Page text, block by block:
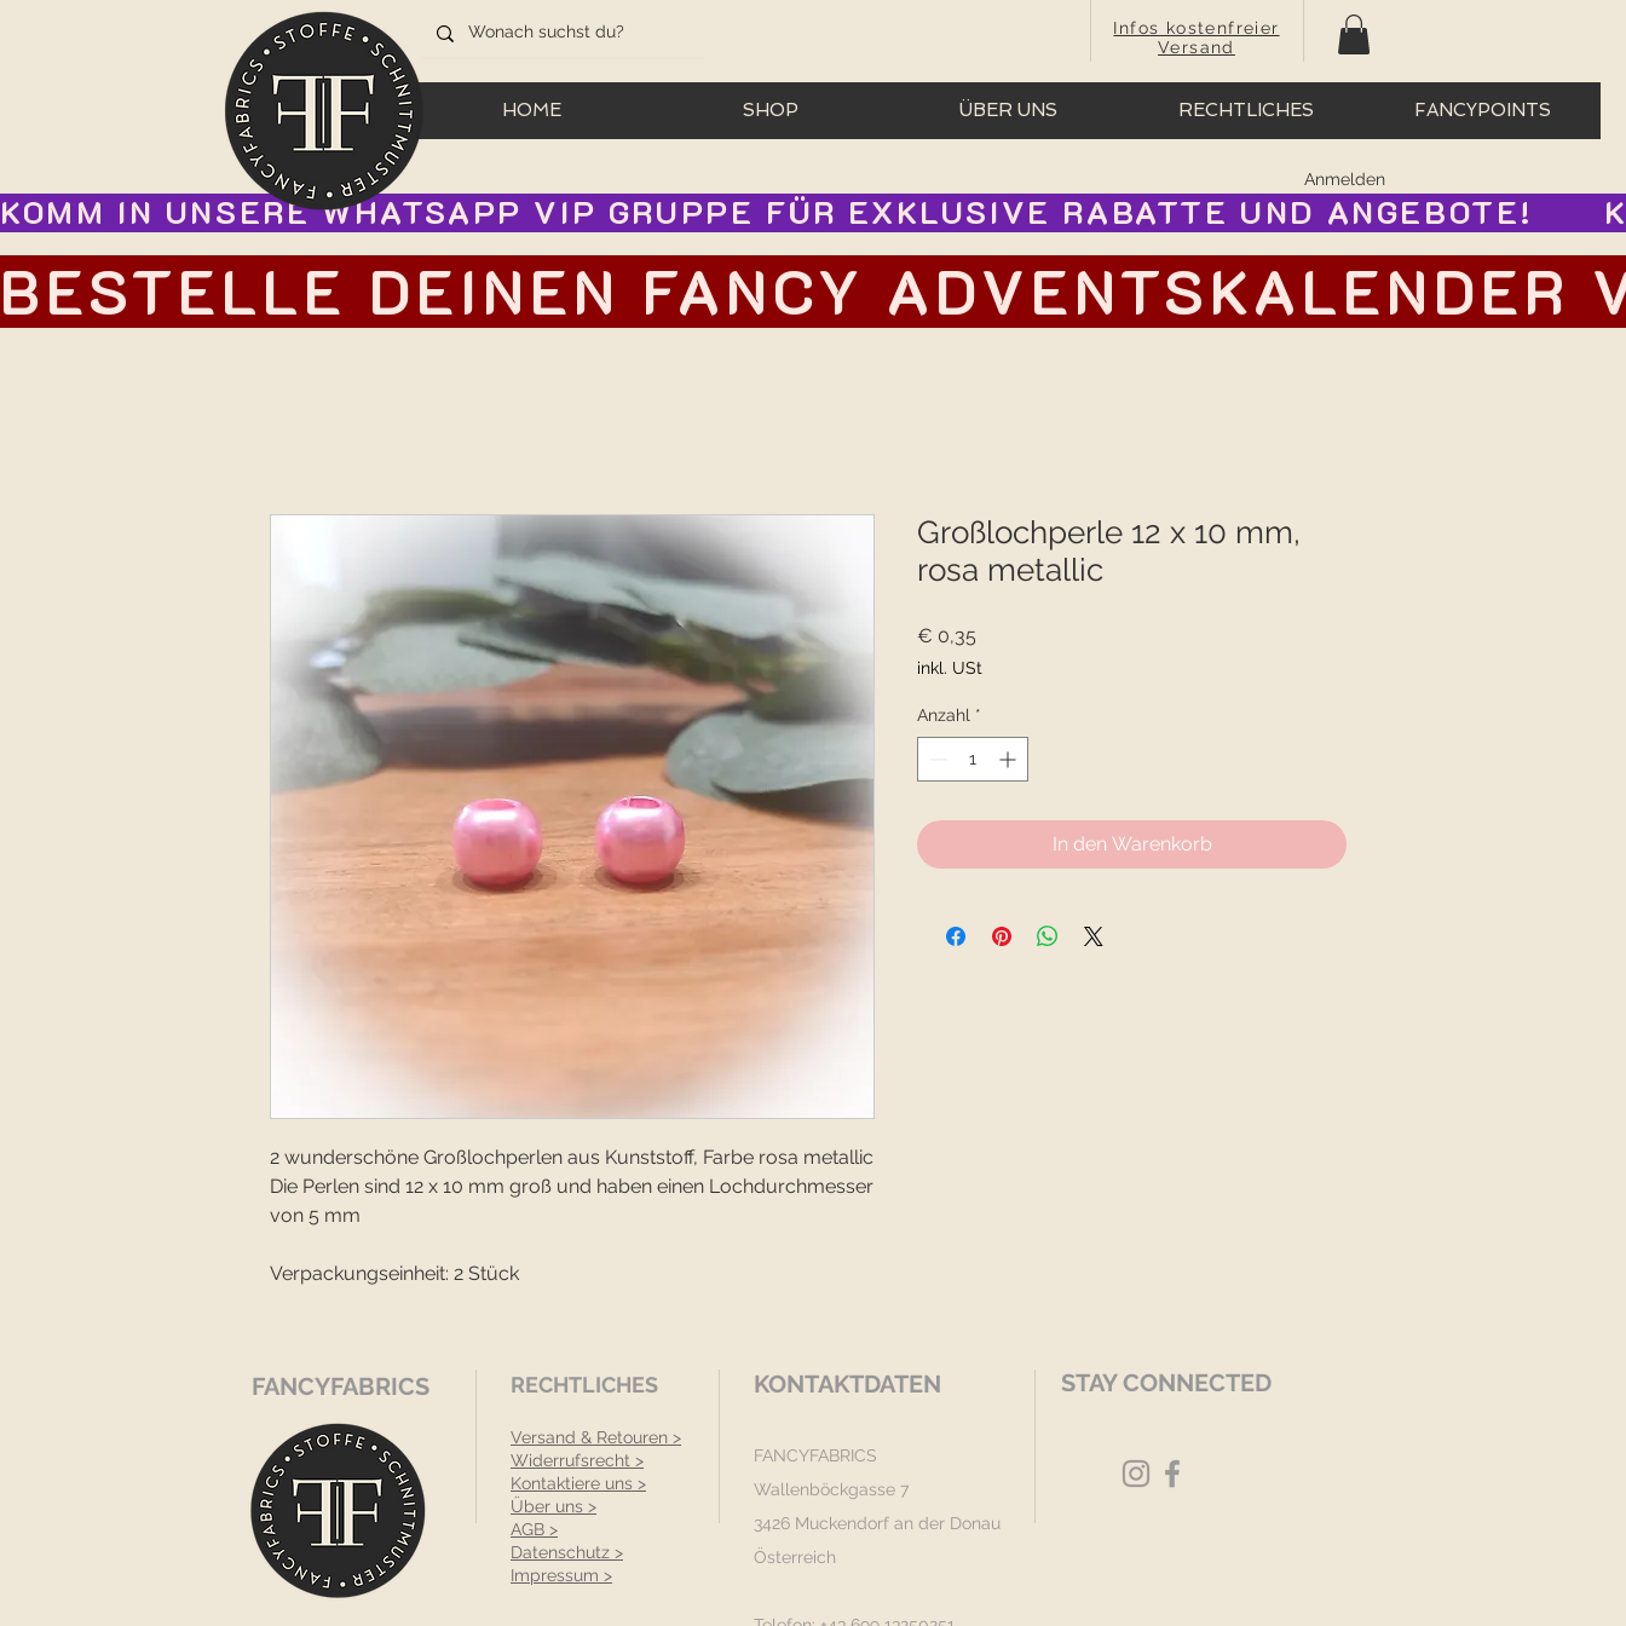
Infos kostenfreier
Versand
HOME SHOP ÜBER UNS RECHTLICHES FANCYPOINTS
Anmelden
KOMM IN UNSERE WHATSAPP VIP GRUPPE FÜR EXKLUSIVE RABATTE UND ANGEBOTE!
BESTELLE DEINEN FANCY
2 wunderschöne Großlochperlen aus Kunststoff, Farbe rosa metallic
Die Perlen sind 12 x 10 mm groß und haben einen Lochdurchmesser
von 5 mm
Verpackungseinheit: 2 Stück
Großlochperle 12 x 10 mm,
rosa metallic
€ 0,35
inkl. USt
Anzahl *
In den Warenkorb
FANCYFABRICS RECHTLICHES
Versand & Retouren >
Widerrufsrecht >
Kontaktiere uns >
Über uns >
AGB >
Datenschutz >
Impressum >
KONTAKTDATEN
FANCYFABRICS
Wallenböckgasse 7
3426 Muckendorf an der Donau
Österreich
STAY CONNECTED